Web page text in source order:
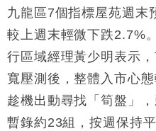
九龍區7個指標屋苑週末
較上週末輕微下跌2.7%
行區域經理黃少明表示
寬壓測後，整體入市心
趁機出動尋找「筍盤」
暫錄約23組，按週保持